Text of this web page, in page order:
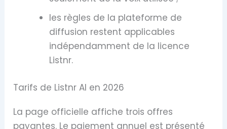
les règles de la plateforme de
diffusion restent applicables
indépendamment de la licence
Listnr.
Tarifs de Listnr AI en 2026
La page officielle affiche trois offres
payantes. Le paiement annuel est présenté